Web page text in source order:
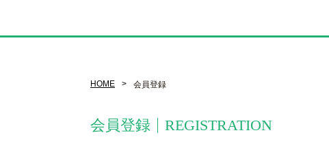
HOME 会員登録
REGISTRATION
会員登録